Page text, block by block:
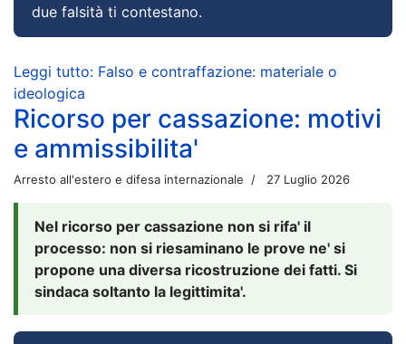
due falsità ti contestano.
Leggi tutto: Falso e contraffazione: materiale o
ideologica
Ricorso per cassazione: motivi
e ammissibilita'
Arresto all'estero e difesa internazionale 27 Luglio 2026
Nel ricorso per cassazione non si rifa' il
processo: non si riesaminano le prove ne' si
propone una diversa ricostruzione dei fatti. Si
sindaca soltanto la legittimita'.